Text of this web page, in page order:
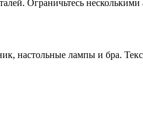
Ограничьтесь несколькими
настольные лампы и бра.